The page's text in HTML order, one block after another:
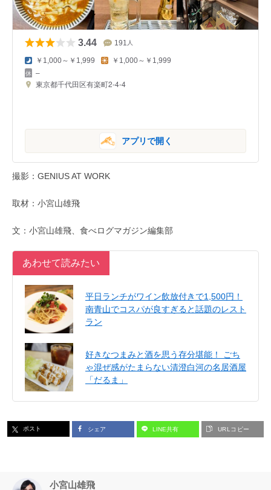
3.44 191 人
￥1,000～￥1,999 ￥1,000～￥1,999
–
東京都千代田区有楽町2-4-4
アプリで開く
撮影：GENIUS AT WORK
取材：小宮山雄飛
文：小宮山雄飛、食べログマガジン編集部
あわせて読みたい
平日ランチがワイン飲放付きで1,500円！
南青山でコスパが良すぎると話題のレスト
ラン
好きなつまみと酒を思う存分堪能！ ごち
ゃ混ぜ感がたまらない清澄白河の名居酒屋
「だるま」
ポスト シェア LINE共有 URLコピー
小宮山雄飛